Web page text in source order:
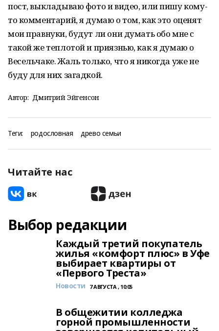
пост, выкладываю фото и видео, или пишу кому-
то комментарий, я думаю о том, как это оценят
мои правнуки, будут ли они думать обо мне с
такой же теплотой и приязнью, как я думаю о
Весельчаке. Жаль только, что я никогда уже не
буду для них загадкой.
Автор: Дмитрий Эйгенсон
Теги: родословная древо семьи
Читайте нас
Выбор редакции
Каждый третий покупатель
жилья «комфорт плюс» в Уфе
выбирает квартиры от
«Первого Треста»
Новости 7 АВГУСТА , 10:05
В общежитии колледжа
горной промышленности